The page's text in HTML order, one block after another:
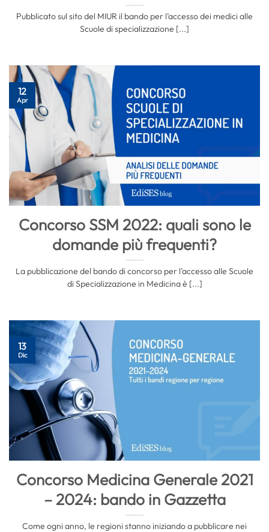
Pubblicato sul sito del MIUR il bando per l’accesso dei medici alle
Scuole di specializzazione [...]
Concorso SSM 2022: quali sono le
domande più frequenti?
La pubblicazione del bando di concorso per l’accesso alle Scuole
di Specializzazione in Medicina è [...]
12
Apr
Concorso Medicina Generale 2021
– 2024: bando in Gazzetta
Come ogni anno, le regioni stanno iniziando a pubblicare nei
13
Dic